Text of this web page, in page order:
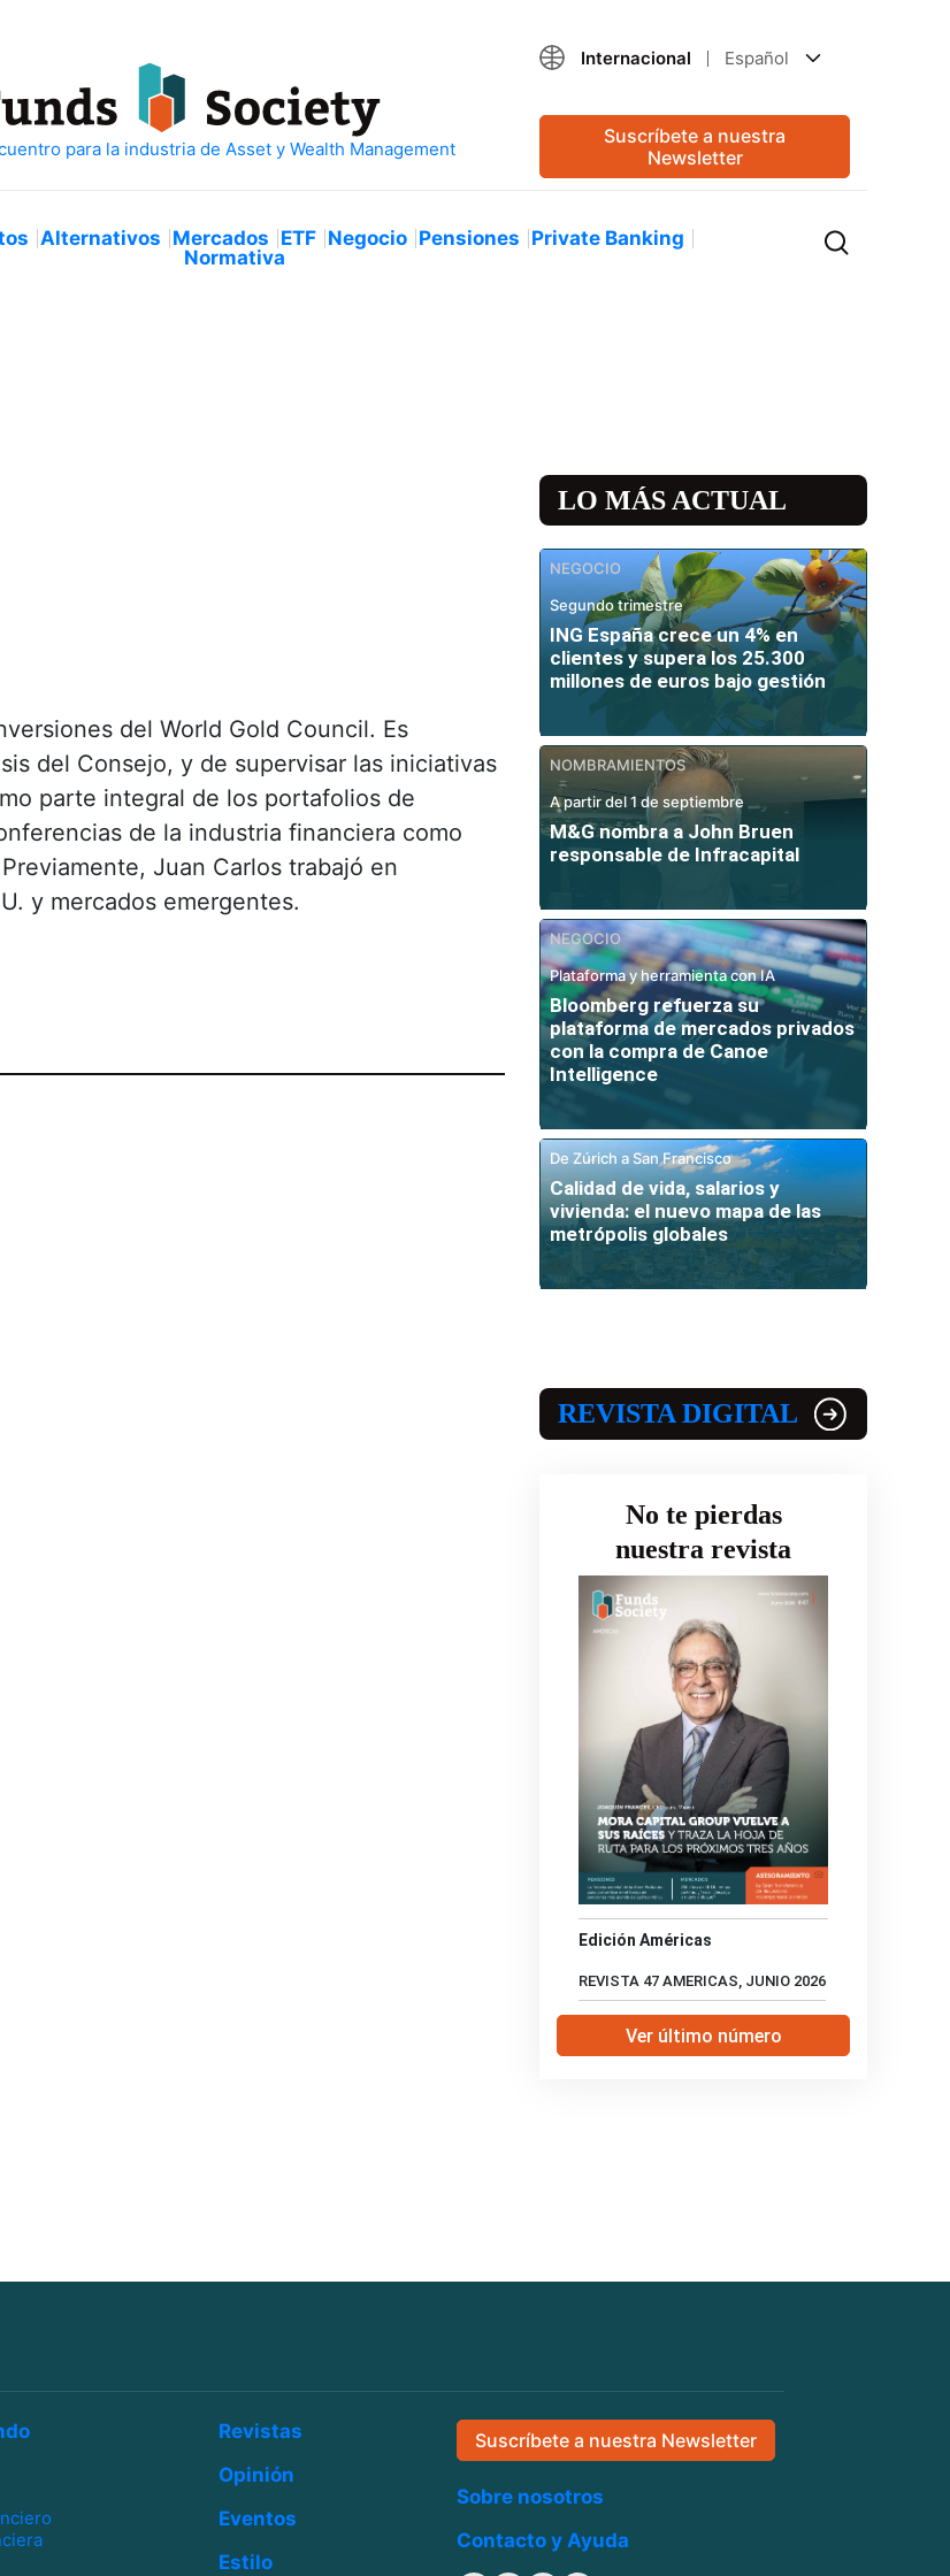
Internacional Español
Suscríbete a nuestra
Newsletter
Alternativos Mercados ETF Negocio Pensiones Private Banking
Normativa
del World Gold Council. Es
del Consejo, y de supervisar las iniciativas
parte integral de los portafolios de
de la industria financiera como
Juan Carlos trabajó en
y mercados emergentes.
LO MÁS ACTUAL
NEGOCIO
Segundo trimestre
ING España crece un 4% en
clientes y supera los 25.300
millones de euros bajo gestión
NOMBRAMIENTOS
A partir del 1 de septiembre
M&G nombra a John Bruen
responsable de Infracapital
NEGOCIO
Plataforma y herramienta con IA
Bloomberg refuerza su
plataforma de mercados privados
con la compra de Canoe
Intelligence
De Zúrich a San Francisco
Calidad de vida, salarios y
vivienda: el nuevo mapa de las
metrópolis globales
REVISTA DIGITAL
No te pierdas
nuestra revista
Edición Américas
REVISTA 47 AMERICAS, JUNIO 2026
Ver último número
Revistas
Opinión
Eventos
Estilo
Suscríbete a nuestra Newsletter
Sobre nosotros
Contacto y Ayuda